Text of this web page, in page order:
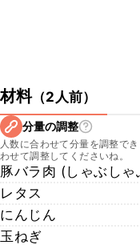
材料（2人前）
分量の調整
人数に合わせて分量を調整で
わせて調整してくださいね。
豚バラ肉 (しゃぶしゃ
レタス
にんじん
玉ねぎ